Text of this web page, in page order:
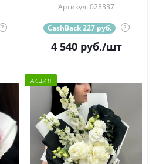
?
Артикул: 023337
CashBack 227 руб. ?
4 540руб./шт
АКЦИЯ